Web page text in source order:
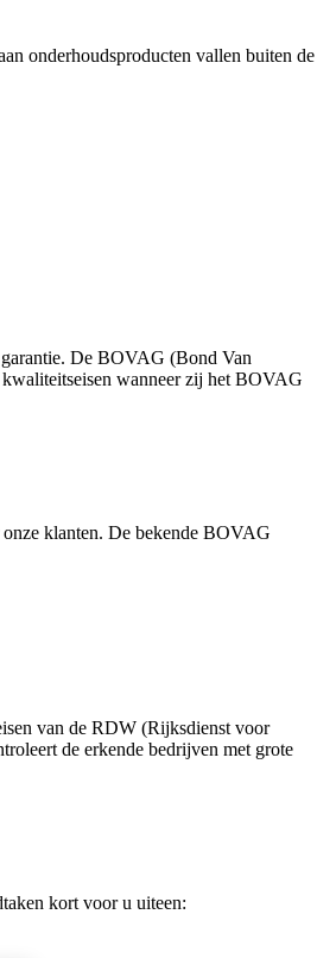
onderhoudsproducten vallen buiten de
De BOVAG (Bond Van
wanneer zij het BOVAG
klanten. De bekende BOVAG
van de RDW (Rijksdienst voor
de erkende bedrijven met grote
kort voor u uiteen: